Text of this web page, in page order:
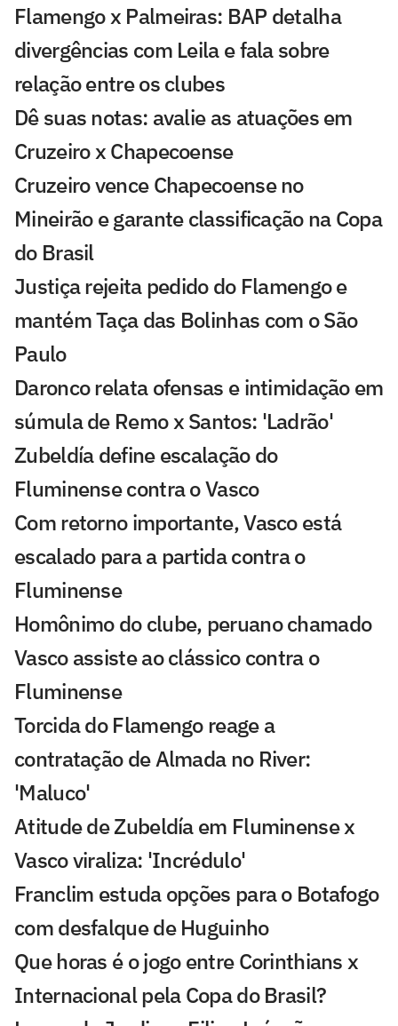
Flamengo x Palmeiras: BAP detalha
divergências com Leila e fala sobre
relação entre os clubes
Dê suas notas: avalie as atuações em
Cruzeiro x Chapecoense
Cruzeiro vence Chapecoense no
Mineirão e garante classificação na Copa
do Brasil
Justiça rejeita pedido do Flamengo e
mantém Taça das Bolinhas com o São
Paulo
Daronco relata ofensas e intimidação em
súmula de Remo x Santos: 'Ladrão'
Zubeldía define escalação do
Fluminense contra o Vasco
Com retorno importante, Vasco está
escalado para a partida contra o
Fluminense
Homônimo do clube, peruano chamado
Vasco assiste ao clássico contra o
Fluminense
Torcida do Flamengo reage a
contratação de Almada no River:
'Maluco'
Atitude de Zubeldía em Fluminense x
Vasco viraliza: 'Incrédulo'
Franclim estuda opções para o Botafogo
com desfalque de Huguinho
Que horas é o jogo entre Corinthians x
Internacional pela Copa do Brasil?